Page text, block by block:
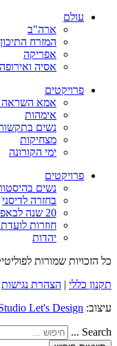
עולם
ארה"ב
המזרח התיכון
אפריקה
אסיה ואירופה
פרויקטים
אמא השראה
אימהות
נשים
מצחיקות
ימי הקורונה
פרויקטים
נשים
בחזרה לדיסני
20 שנה לבאפי
חוזרות
יהדות
כל הזכויות שמורות
תקנון כללי | הצהרת נגישות
עיצוב: Let's Design
Search ...